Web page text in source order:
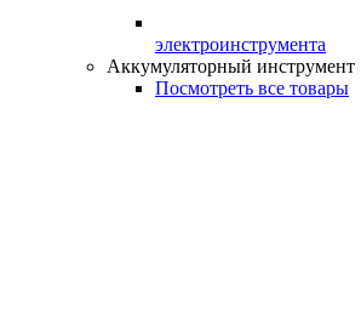
электроинструмента
Аккумуляторный инструмент
Посмотреть все товары